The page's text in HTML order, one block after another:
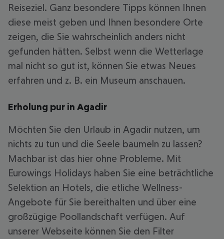
Reiseziel. Ganz besondere Tipps können Ihnen
diese meist geben und Ihnen besondere Orte
zeigen, die Sie wahrscheinlich anders nicht
gefunden hätten. Selbst wenn die Wetterlage
mal nicht so gut ist, können Sie etwas Neues
erfahren und z. B. ein Museum anschauen.
Erholung pur in Agadir
Möchten Sie den Urlaub in Agadir nutzen, um
nichts zu tun und die Seele baumeln zu lassen?
Machbar ist das hier ohne Probleme. Mit
Eurowings Holidays haben Sie eine beträchtliche
Selektion an Hotels, die etliche Wellness-
Angebote für Sie bereithalten und über eine
großzügige Poollandschaft verfügen. Auf
unserer Webseite können Sie den Filter